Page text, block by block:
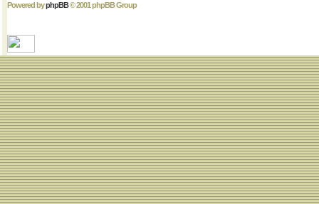
Powered byphpBB© 2001 phpBB Group